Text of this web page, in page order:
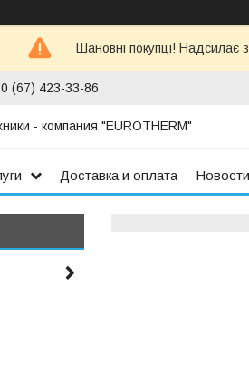
Шановні покупці! Надсилає
(67) 423-33-86
- компания "EUROTHERM"
Доставка и оплата Новости